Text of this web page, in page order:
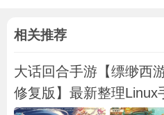
相关推荐
大话回合手游【缥缈西
修复版】最新整理Linux